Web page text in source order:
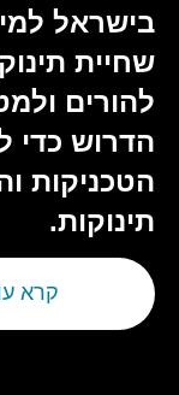
בישראל
שחיית
להורים
הדרוש כדי
הטכניקות
תינוקות.
קרא